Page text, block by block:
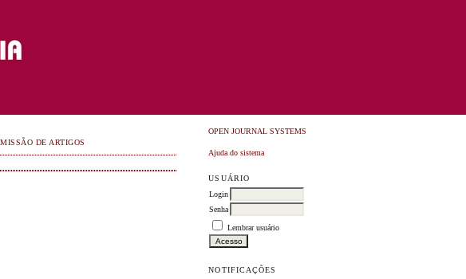
OPEN JOURNAL SYSTEMS
Ajuda do sistema
USUÁRIO
Login
Senha
Lembrar usuário
NOTIFICAÇÕES
DE ARTIGOS